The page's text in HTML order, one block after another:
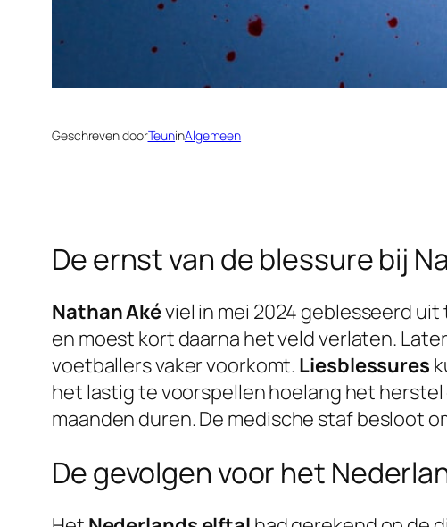
Geschreven doorTeuninAlgemeen
De ernst van de blessure bij
Nathan Akéviel in mei 2024 geblesseerd
en moest kort daarna het veld verlaten.
voetballers vaker voorkomt. Liesblessures
het lastig te voorspellen hoelang het
maanden duren. De medische staf besloot
De gevolgen voor het